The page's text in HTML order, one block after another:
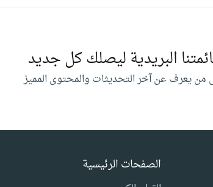
البريدية ليصلك كل جديد
من يعرف عن آخر التحديثات والمحتوى المميز
الصفحات الرئيسية